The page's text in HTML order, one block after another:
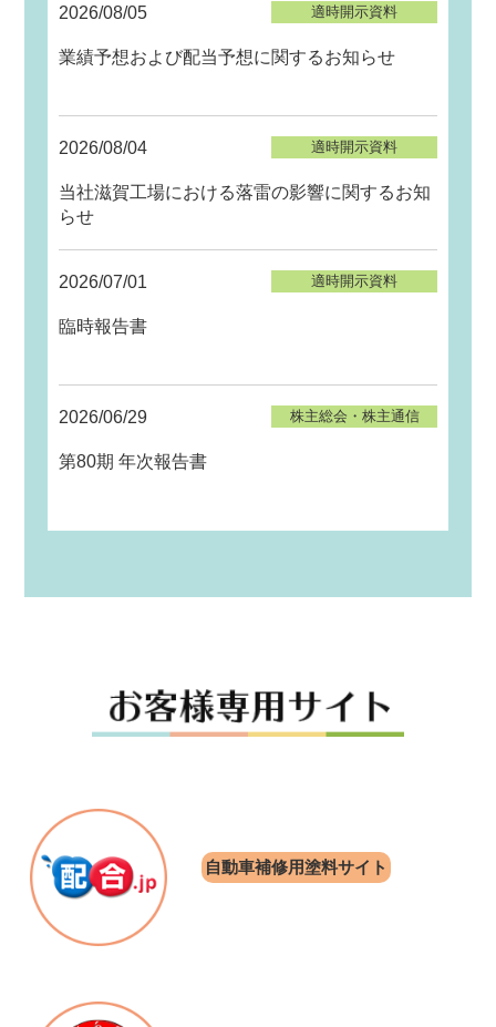
2026/08/05 適時開示資料
業績予想および配当予想に関するお知らせ
2026/08/04 適時開示資料
当社滋賀工場における落雷の影響に関するお知
らせ
2026/07/01 適時開示資料
臨時報告書
2026/06/29 株主総会・株主通信
第80期 年次報告書
自動車補修用塗料サイト